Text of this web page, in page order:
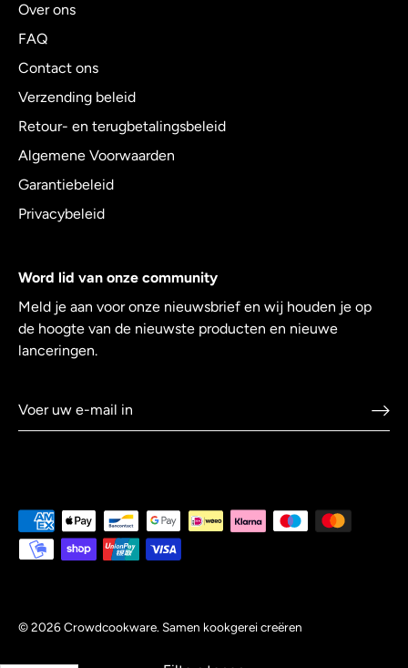
Over ons
FAQ
Contact ons
Verzending beleid
Retour- en terugbetalingsbeleid
Algemene Voorwaarden
Garantiebeleid
Privacybeleid
Word lid van onze community
Meld je aan voor onze nieuwsbrief en wij houden je op
de hoogte van de nieuwste producten en nieuwe
lanceringen.
© 2026Crowdcookware. Samen kookgerei creëren